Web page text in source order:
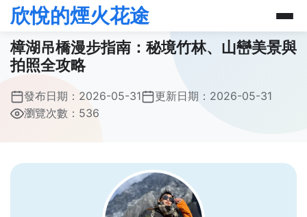
欣悅的煙火花途
樟湖吊橋漫步指南：秘境竹林、山巒美景與
拍照全攻略
發布日期： 2026-05-31 更新日期： 2026-05-31
瀏覽次數：536